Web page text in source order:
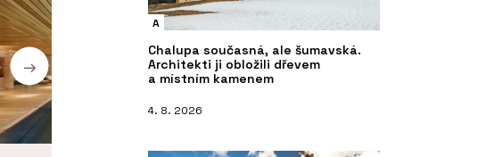
A
Chalupa současná, ale šumavská.
Architekti ji obložili dřevem
a místním kamenem
4. 8. 2026